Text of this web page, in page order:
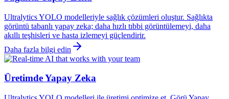
Ultralytics YOLO modelleriyle sağlık çözümleri oluştur. Sağlıkta
görüntü tabanlı yapay zeka; daha hızlı tıbbi görüntülemeyi, daha
akıllı teşhisleri ve hasta izlemeyi güçlendirir.
Daha fazla bilgi edin
Üretimde Yapay Zeka